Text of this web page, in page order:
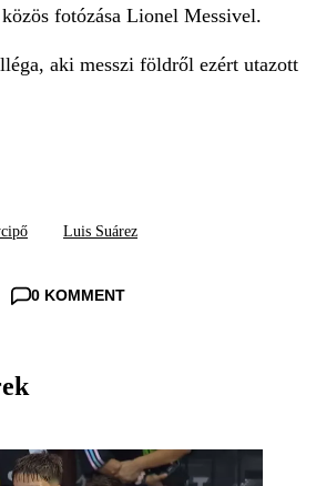
fotózása Lionel Messivel.
aki messzi földről ezért utazott
Luis Suárez
0 KOMMENT